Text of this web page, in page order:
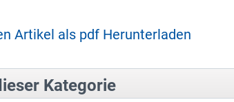
Artikel als pdf Herunterladen
Kategorie